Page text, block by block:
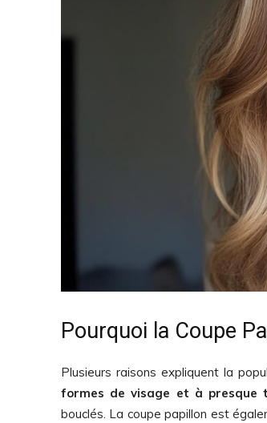
Pourquoi la Coupe
Plusieurs raisons expliquent la
formes de visage et à presque
bouclés. La coupe papillon est